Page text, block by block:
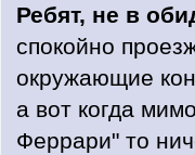
Ребят, не в
спокойно
окружающие
а вот когда
Феррари" то